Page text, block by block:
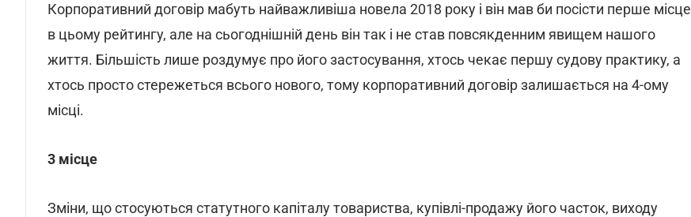
Корпоративний договір мабуть найважливіша новела 2018 року і він мав би посісти перше місце
в цьому рейтингу, але на сьогоднішній день він так і не став повсякденним явищем нашого
життя. Більшість лише роздумує про його застосування, хтось чекає першу судову практику, а
хтось просто стережеться всього нового, тому корпоративний договір залишається на 4-ому
місці.
3 місце
Зміни, що стосуються статутного капіталу товариства, купівлі-продажу його часток, виходу